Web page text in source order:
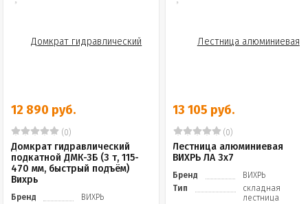
12 890 руб.
(0)
Домкрат гидравлический
подкатной ДМК-3Б (3 т, 115-
470 мм, быстрый подъём)
Вихрь
Бренд
ВИХРЬ
13 105 руб.
(0)
Лестница алюминиевая
ВИХРЬ ЛА 3х7
Бренд
ВИХРЬ
Тип
складная
лестница